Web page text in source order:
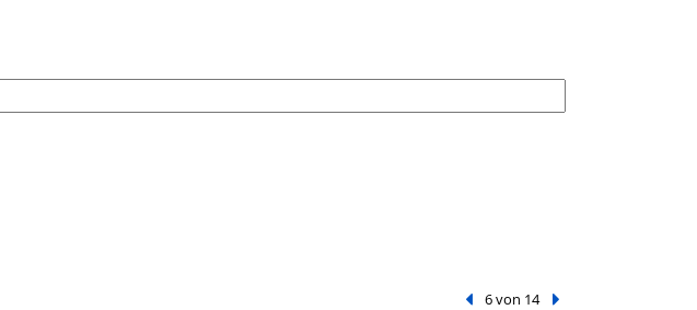
Vorheriger Treffer
6 von 14 Nächster Treffer